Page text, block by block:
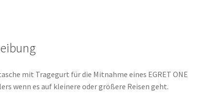
mit Tragegurt für die Mitnahme eines EGRET ONE
wenn es auf kleinere oder größere Reisen geht.